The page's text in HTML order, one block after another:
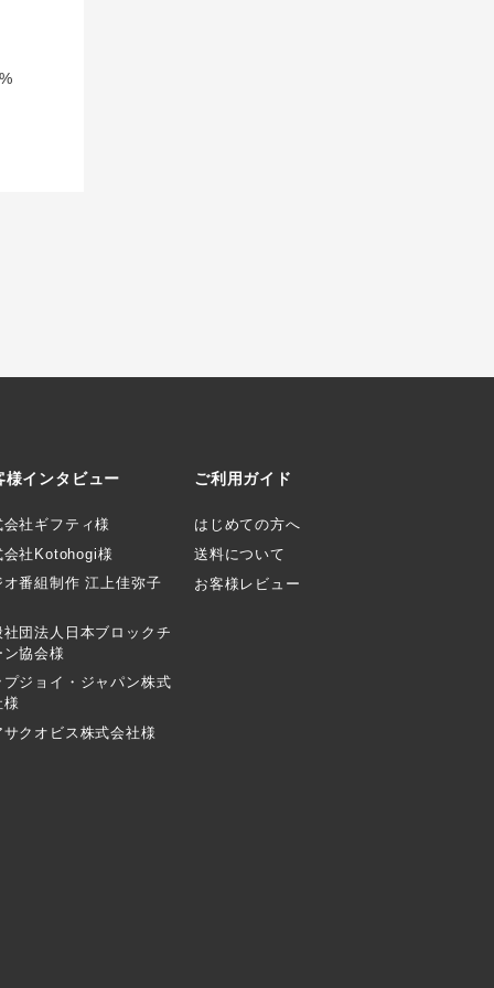
様インタビュー
会社ギフティ様
会社Kotohogi様
オ番組制作 江上佳弥子
社団法人日本ブロックチ
ン協会様
プジョイ・ジャパン株式
様
サクオビス株式会社様
ご利用ガイド
はじめての方へ
送料について
お客様レビュー